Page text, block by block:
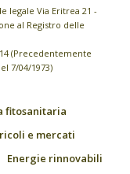
legale Via Eritrea 21 -
al Registro delle
(Precedentemente
7/04/1973)
fitosanitaria
e mercati
Energie rinnovabili